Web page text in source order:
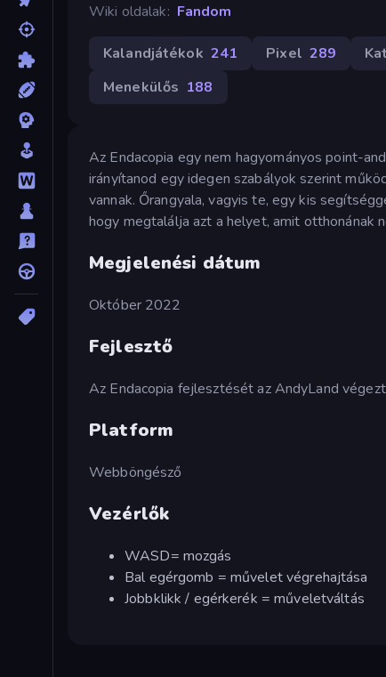
Wiki oldalak
Fandom
Kalandjátékok 241 Pixel 289
Menekülős 188
Az Endacopia egy nem hagyományos point-
irányítanod egy idegen szabályok szerint
vannak. Őrangyala, vagyis te, egy kis
hogy megtalálja azt a helyet, amit otthonának
Megjelenési dátum
Október 2022
Fejlesztő
Az Endacopia fejlesztését az AndyLand
Platform
Webböngésző
Vezérlők
WASD= mozgás
Bal egérgomb = művelet végrehajtása
Jobbklikk / egérkerék = műveletváltás